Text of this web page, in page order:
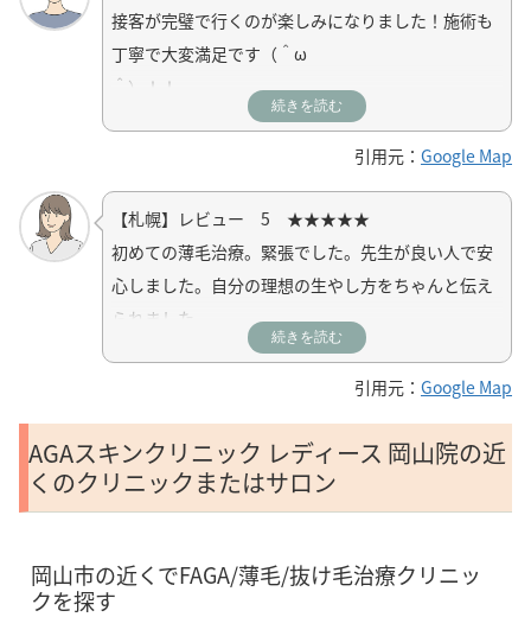
接客が完璧で行くのが楽しみになりました！施術も
丁寧で大変満足です（＾ω
＾）！！
続きを読む
引用元： Google Map
【札幌】レビュー 5 ★★★★★
初めての薄毛治療。緊張でした。先生が良い人で安
心しました。自分の理想の生やし方をちゃんと伝え
られました。
続きを読む
引用元： Google Map
AGAスキンクリニック レディース 岡山院の近
くのクリニックまたはサロン
岡山市の近くでFAGA/薄毛/抜け毛治療クリニッ
クを探す